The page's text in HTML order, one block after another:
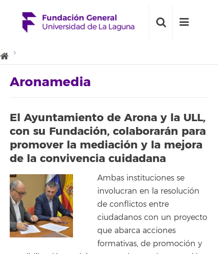
Aronamedia
El Ayuntamiento de Arona y la ULL,
con su Fundación, colaborarán para
promover la mediación y la mejora
de la convivencia cuidadana
Ambas instituciones se
involucran en la resolución
de conflictos entre
ciudadanos con un proyecto
que abarca acciones
formativas, de promoción y